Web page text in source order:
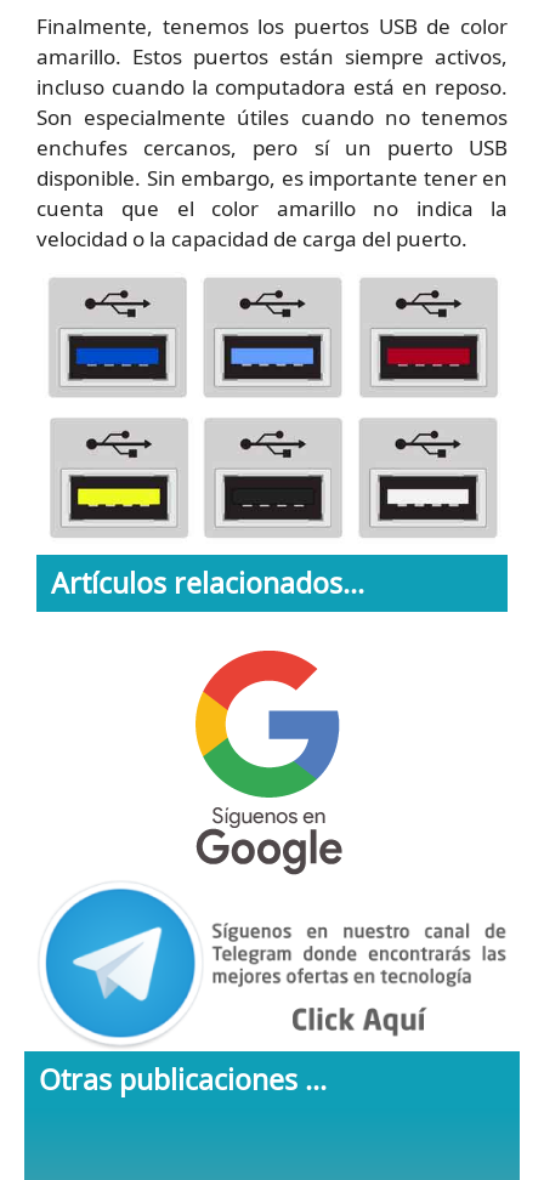
Finalmente, tenemos los puertos USB de color
amarillo. Estos puertos están siempre activos,
incluso cuando la computadora está en reposo.
Son especialmente útiles cuando no tenemos
enchufes cercanos, pero sí un puerto USB
disponible. Sin embargo, es importante tener en
cuenta que el color amarillo no indica la
velocidad o la capacidad de carga del puerto.
Artículos relacionados...
Otras publicaciones ...